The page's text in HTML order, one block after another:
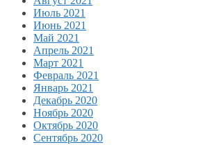
Июль 2021
Июнь 2021
Май 2021
Апрель 2021
Март 2021
Февраль 2021
Январь 2021
Декабрь 2020
Ноябрь 2020
Октябрь 2020
Сентябрь 2020